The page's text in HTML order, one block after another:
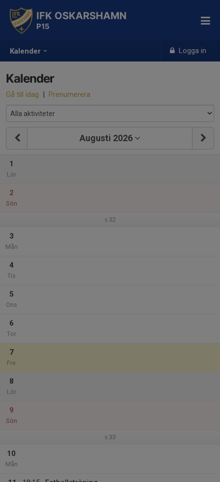
Kalender Logga in
IFK OSKARSHAMN
P15
Kalender
Gå till idag | Prenumerera
Augusti 2026
1
Lör
2
Sön
v.32
3
Mån
4
Tis
5
Ons
6
Tor
7
Fre
8
Lör
9
Sön
v.33
10
Mån